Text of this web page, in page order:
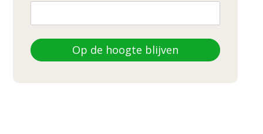
Op de hoogte blijven